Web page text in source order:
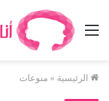
القائمة
الرئيسية » منوعات